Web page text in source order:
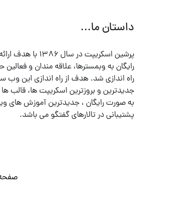
داستان ما...
پرشین اسکریپت در سال
رایگان به وبمسترها، علاقه مندان و فعالین
راه اندازی شد. هدف از راه اندازی این وب
جدیدترین و بروزترین اسکریپت ها، قالب ها
به صورت رایگان ، جدیدترین آموزش های
پشتیبانی در تالارهای گفتگو می باشد.